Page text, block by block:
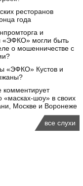
ресторанов
года
и
«ЭФКО» могли быть
о мошенничестве с
«ЭФКО» Кустов и
шоу» в своих
Москве и Воронеже
все слухи